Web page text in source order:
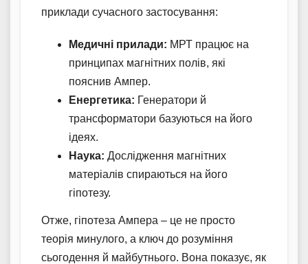
приклади сучасного застосування:
Медичні прилади: МРТ працює на
принципах магнітних полів, які
пояснив Ампер.
Енергетика: Генератори й
трансформатори базуються на його
ідеях.
Наука: Дослідження магнітних
матеріалів спираються на його
гіпотезу.
Отже, гіпотеза Ампера – це не просто
теорія минулого, а ключ до розуміння
сьогодення й майбутнього. Вона показує, як